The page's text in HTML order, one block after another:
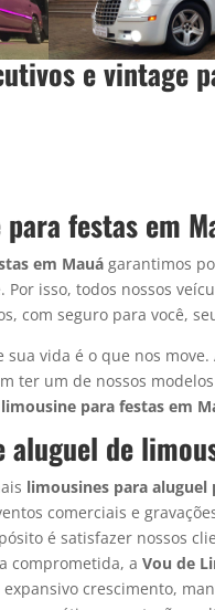
e vintage
festas em
em Mauá garantimos
Por isso, todos nossos
com seguro para você,
sua vida é o que nos
ter um de nossos
para festas em
de
limousines para aluguel
comerciais e
é satisfazer nossos
comprometida, aVou de
expansivo crescimento,